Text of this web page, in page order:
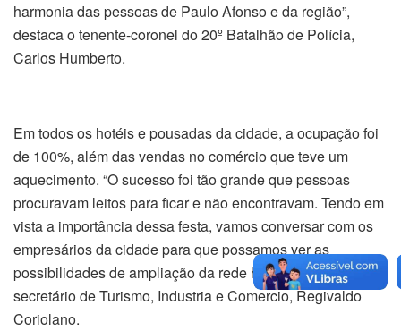
harmonia das pessoas de Paulo Afonso e da região”,
destaca o tenente-coronel do 20º Batalhão de Polícia,
Carlos Humberto.
Em todos os hotéis e pousadas da cidade, a ocupação foi
de 100%, além das vendas no comércio que teve um
aquecimento. “O sucesso foi tão grande que pessoas
procuravam leitos para ficar e não encontravam. Tendo em
vista a importância dessa festa, vamos conversar com os
empresários da cidade para que possamos ver as
possibilidades de ampliação da rede hoteleira”, afirma o
secretário de Turismo, Industria e Comercio, Regivaldo
Coriolano.